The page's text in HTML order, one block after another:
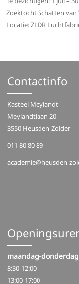
Zoektocht Schatten van
Locatie: ZLDR
Contactinfo
Kasteel Meylandt
Meylandtlaan 20
3550 Heusden-Zolder
011 80 80 89
academie@heusden-
maandag-donderdag
8:30-12:00
13:00-17:00